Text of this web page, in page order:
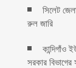
সিলেট
রুল জারি ‎
কান্দিগাঁও
সরকার বিভাগের